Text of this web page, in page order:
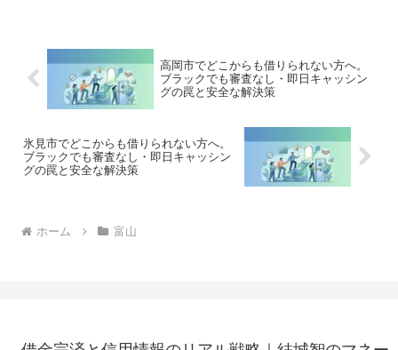
高岡市でどこからも借りられない方へ。
ブラックでも審査なし・即日キャッシン
グの罠と安全な解決策
氷見市でどこからも借りられない方へ。
ブラックでも審査なし・即日キャッシン
グの罠と安全な解決策
ホーム 富山